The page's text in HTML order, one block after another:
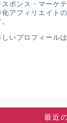
スポンス・マーケ
化アフィリエイト
しいプロフィールは
最近